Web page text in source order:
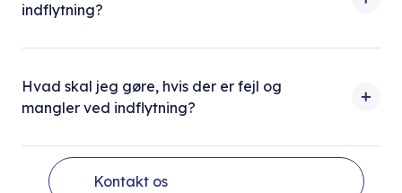
indflytning?
Hvad skal jeg gøre, hvis der er fejl og
mangler ved indflytning?
Kontakt os